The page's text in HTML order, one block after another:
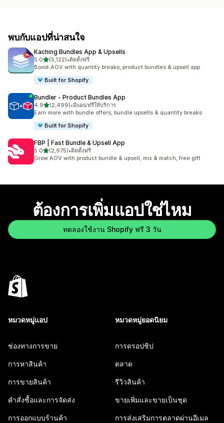
พบกับแอปที่น่าสนใจ
Kaching Bundles App & Upsells
5.0เต็ม 5 ดาว
(5,122)
ทั้งหมด 5122 รีวิว
•ติดตั้งฟรี
Boost AOV with quantity breaks, product bundles & upsell app
Built for Shopify
Bundler ‑ Product Bundles App
4.9เต็ม 5 ดาว
(2,499)
ทั้งหมด 2499 รีวิว
•มีแผนฟรีให้บริการ
Earn more with bundle offers, bundle upsells & quantity breaks
Built for Shopify
FBP | Fast Bundle & Upsell App
5.0เต็ม 5 ดาว
(2,975)
ทั้งหมด 2975 รีวิว
•ติดตั้งฟรี
Grow AOV with product bundle & upsell, mix & match, free gift
ต้องการเพิ่มแอปใช่ไหม
ทดลองใช้งาน Shopify ฟรี 3 วัน
หมวดหมู่แอป
ช่องทางการขาย
การหาสินค้า
การขายสินค้า
คำสั่งซื้อและการจัดส่ง
การออกแบบร้านค้า
หมวดหมู่ยอดนิยม
การดรอปชิป
ตลาด
รีวิวสินค้า
ขายเพิ่มและขายเป็นชุด
การส่งเสริมการตลาดผ่านอีเมล